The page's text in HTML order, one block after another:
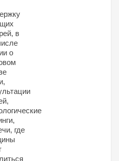
в
о
где